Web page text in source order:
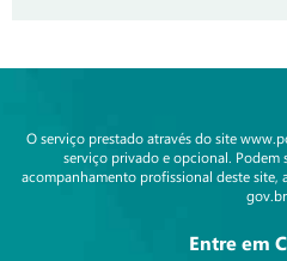
O serviço prestado através do site
serviço privado e opcional.
acompanhamento profissional deste
Entre em